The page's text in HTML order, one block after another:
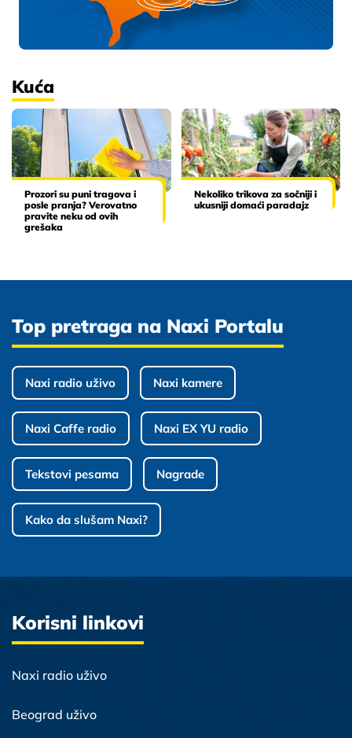
Kuća
Prozori su puni tragova i
posle pranja? Verovatno
pravite neku od ovih
grešaka
Nekoliko trikova za sočniji i
ukusniji domaći paradajz
Top pretraga na Naxi Portalu
Naxi radio uživo Naxi kamere
Naxi Caffe radio Naxi EX YU radio
Tekstovi pesama Nagrade
Kako da slušam Naxi?
Korisni linkovi
Naxi radio uživo
Beograd uživo